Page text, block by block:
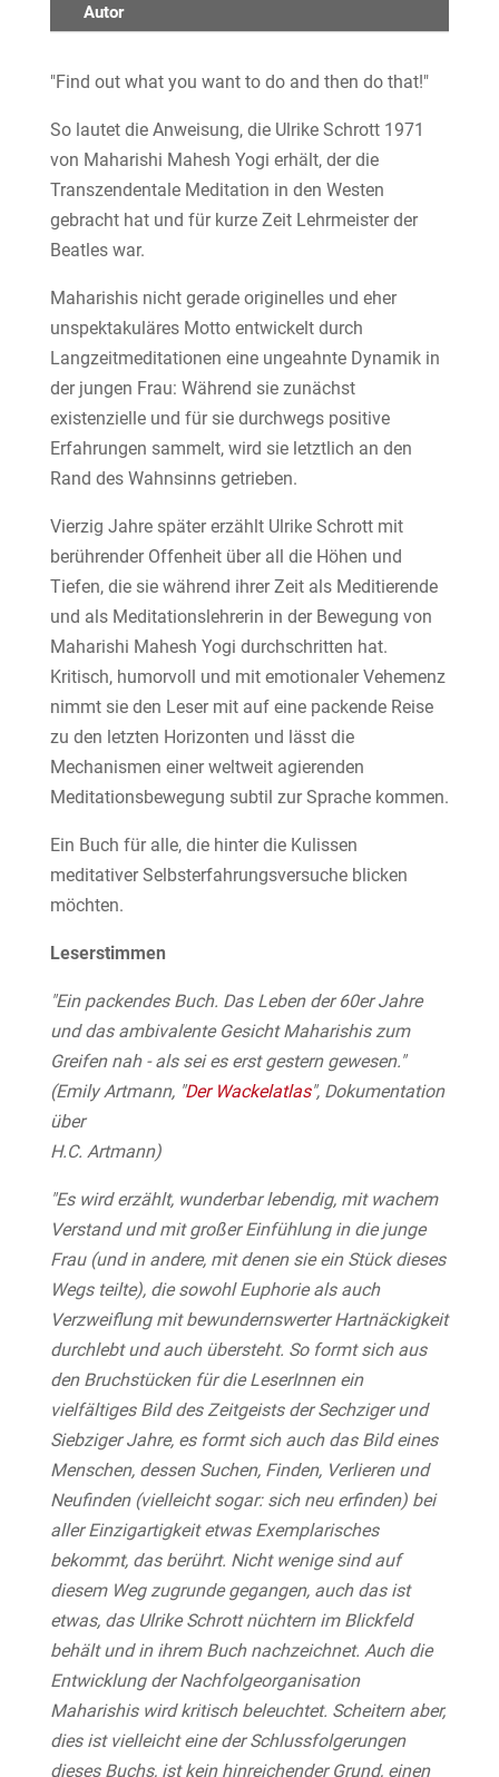
Autor
"Find out what you want to do and then do that!"
So lautet die Anweisung, die Ulrike Schrott 1971
von Maharishi Mahesh Yogi erhält, der die
Transzendentale Meditation in den Westen
gebracht hat und für kurze Zeit Lehrmeister der
Beatles war.
Maharishis nicht gerade originelles und eher
unspektakuläres Motto entwickelt durch
Langzeitmeditationen eine ungeahnte Dynamik in
der jungen Frau: Während sie zunächst
existenzielle und für sie durchwegs positive
Erfahrungen sammelt, wird sie letztlich an den
Rand des Wahnsinns getrieben.
Vierzig Jahre später erzählt Ulrike Schrott mit
berührender Offenheit über all die Höhen und
Tiefen, die sie während ihrer Zeit als Meditierende
und als Meditationslehrerin in der Bewegung von
Maharishi Mahesh Yogi durchschritten hat.
Kritisch, humorvoll und mit emotionaler Vehemenz
nimmt sie den Leser mit auf eine packende Reise
zu den letzten Horizonten und lässt die
Mechanismen einer weltweit agierenden
Meditationsbewegung subtil zur Sprache kommen.
Ein Buch für alle, die hinter die Kulissen
meditativer Selbsterfahrungsversuche blicken
möchten.
Leserstimmen
"Ein packendes Buch. Das Leben der 60er Jahre
und das ambivalente Gesicht Maharishis zum
Greifen nah - als sei es erst gestern gewesen."
(Emily Artmann, "Der Wackelatlas", Dokumentation
über
H.C. Artmann)
"Es wird erzählt, wunderbar lebendig, mit wachem
Verstand und mit großer Einfühlung in die junge
Frau (und in andere, mit denen sie ein Stück dieses
Wegs teilte), die sowohl Euphorie als auch
Verzweiflung mit bewundernswerter Hartnäckigkeit
durchlebt und auch übersteht. So formt sich aus
den Bruchstücken für die LeserInnen ein
vielfältiges Bild des Zeitgeists der Sechziger und
Siebziger Jahre, es formt sich auch das Bild eines
Menschen, dessen Suchen, Finden, Verlieren und
Neufinden (vielleicht sogar: sich neu erfinden) bei
aller Einzigartigkeit etwas Exemplarisches
bekommt, das berührt. Nicht wenige sind auf
diesem Weg zugrunde gegangen, auch das ist
etwas, das Ulrike Schrott nüchtern im Blickfeld
behält und in ihrem Buch nachzeichnet. Auch die
Entwicklung der Nachfolgeorganisation
Maharishis wird kritisch beleuchtet. Scheitern aber,
dies ist vielleicht eine der Schlussfolgerungen
dieses Buchs, ist kein hinreichender Grund, einen